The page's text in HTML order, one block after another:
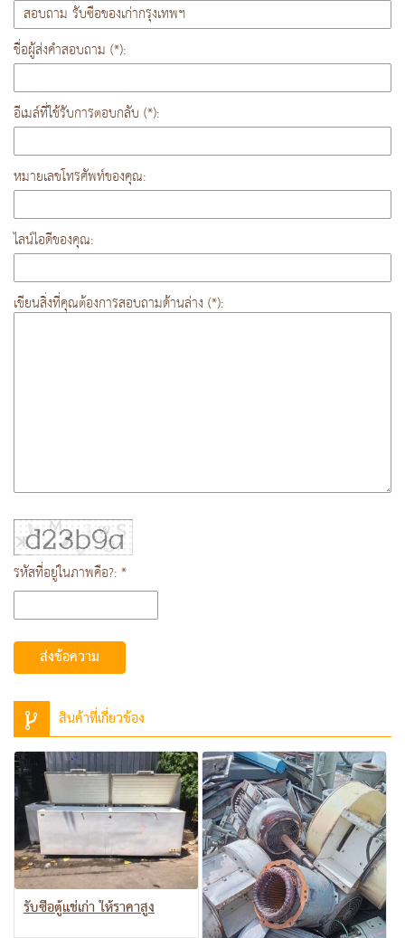
ชื่อผู้ส่งคำสอบถาม (*):
อีเมล์ที่ใช้รับการตอบกลับ (*):
หมายเลขโทรศัพท์ของคุณ:
ไลน์ไอดีของคุณ:
เขียนสิ่งที่คุณต้องการสอบถามด้านล่าง (*):
รหัสที่อยู่ในภาพคือ?: *
ส่งข้อความ
สินค้าที่เกี่ยวข้อง
รับซื้อตู้แช่เก่า ให้ราคาสูง